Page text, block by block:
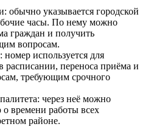
обычно указывается городской
часы. По нему можно
граждан и получить
вопросам.
используется для
расписании, переноса приёма и
требующим срочного
через неё можно
времени работы всех
районе.